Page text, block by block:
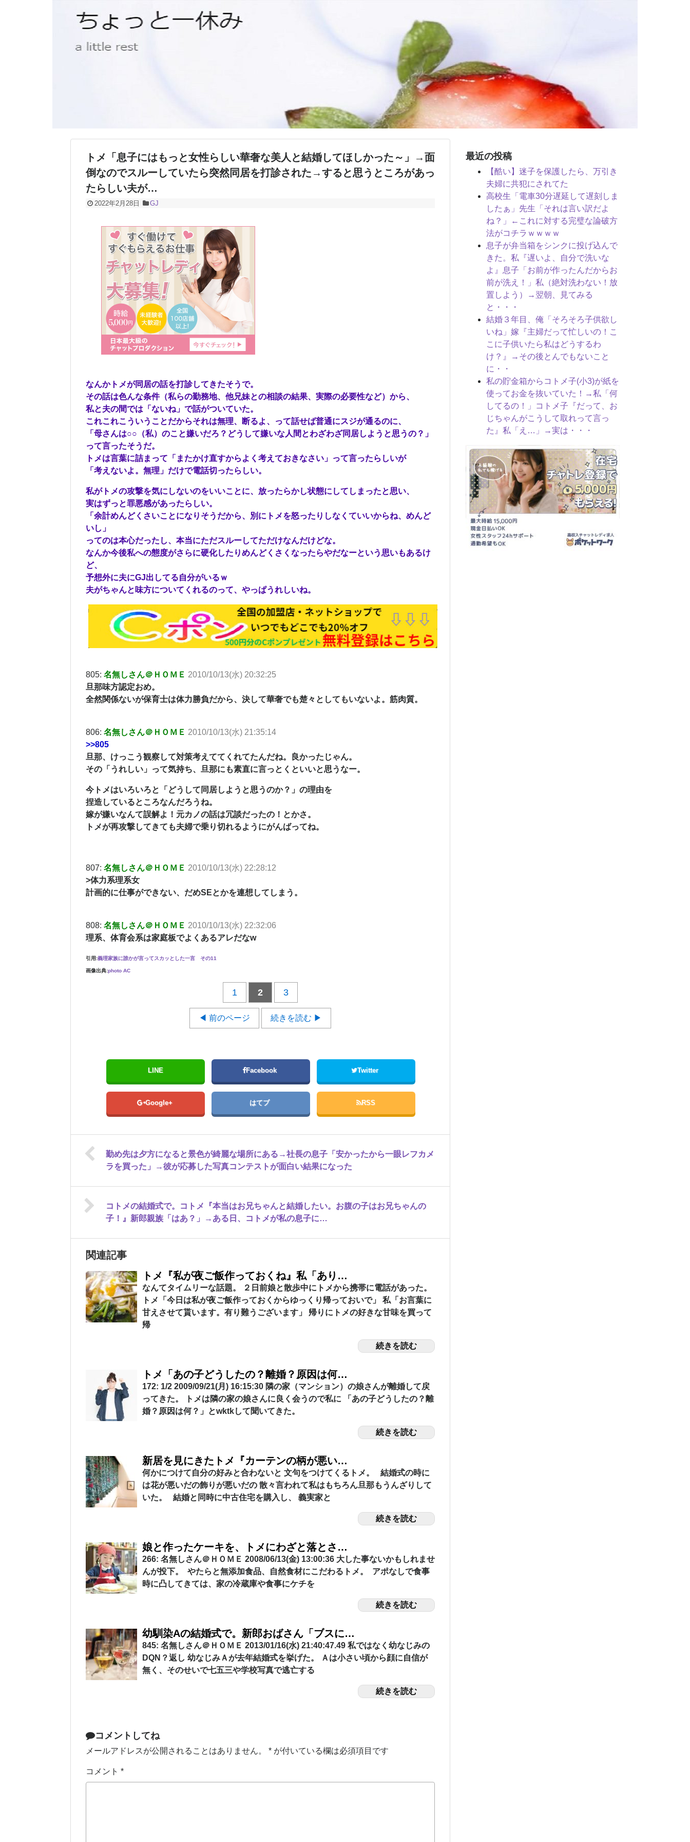
トメ「息子にはもっと女性らしい華奢な美人と結婚してほしかった～」→面
倒なのでスルーしていたら突然同居を打診された→すると思うところがあっ
たらしい夫が…
2022年2月28日 GJ
なんかトメが同居の話を打診してきたそうで。
その話は色んな条件（私らの勤務地、他兄妹との相談の結果、実際の必要性など）から、
私と夫の間では「ないね」で話がついていた。
これこれこういうことだからそれは無理、断るよ、って話せば普通にスジが通るのに、
「母さんは○○（私）のこと嫌いだろ？どうして嫌いな人間とわざわざ同居しようと思うの？」
って言ったそうだ。
トメは言葉に詰まって「またかけ直すからよく考えておきなさい」って言ったらしいが
「考えないよ。無理」だけで電話切ったらしい。
私がトメの攻撃を気にしないのをいいことに、放ったらかし状態にしてしまったと思い、
実はずっと罪悪感があったらしい。
「余計めんどくさいことになりそうだから、別にトメを怒ったりしなくていいからね、めんど
いし」
ってのは本心だったし、本当にただスルーしてただけなんだけどな。
なんか今後私への態度がさらに硬化したりめんどくさくなったらやだなーという思いもあるけ
ど、
予想外に夫にGJ出してる自分がいるｗ
夫がちゃんと味方についてくれるのって、やっぱうれしいね。
805: 名無しさん＠ＨＯＭＥ 2010/10/13(水) 20:32:25
旦那味方認定おめ。
全然関係ないが保育士は体力勝負だから、決して華奢でも楚々としてもいないよ。筋肉質。
806: 名無しさん＠ＨＯＭＥ 2010/10/13(水) 21:35:14
>>805
旦那、けっこう観察して対策考えててくれてたんだね。良かったじゃん。
その「うれしい」って気持ち、旦那にも素直に言っとくといいと思うなー。
今トメはいろいろと「どうして同居しようと思うのか？」の理由を
捏造しているところなんだろうね。
嫁が嫌いなんて誤解よ！元カノの話は冗談だったの！とかさ。
トメが再攻撃してきても夫婦で乗り切れるようにがんばってね。
807: 名無しさん＠ＨＯＭＥ 2010/10/13(水) 22:28:12
>体力系理系女
計画的に仕事ができない、だめSEとかを連想してしまう。
808: 名無しさん＠ＨＯＭＥ 2010/10/13(水) 22:32:06
理系、体育会系は家庭板でよくあるアレだなw
引用:義理家族に誰かが言ってスカッとした一言 その11
画像出典:photo AC
1 2 3
◀ 前のページ 続きを読む ▶
LINE Facebook Twitter
Google+ はてブ RSS
勤め先は夕方になると景色が綺麗な場所にある→社長の息子「安かったから一眼レフカメ
ラを買った」→彼が応募した写真コンテストが面白い結果になった
コトメの結婚式で。コトメ『本当はお兄ちゃんと結婚したい。お腹の子はお兄ちゃんの
子！』新郎親族「はあ？」→ある日、コトメが私の息子に…
関連記事
トメ『私が夜ご飯作っておくね』私「あり…
なんてタイムリーな話題。 ２日前娘と散歩中にトメから携帯に電話があった。
トメ「今日は私が夜ご飯作っておくからゆっくり帰っておいで」 私「お言葉に
甘えさせて貰います。有り難うございます」 帰りにトメの好きな甘味を買って
帰
続きを読む
トメ「あの子どうしたの？離婚？原因は何…
172: 1/2 2009/09/21(月) 16:15:30 隣の家（マンション）の娘さんが離婚して戻
ってきた。 トメは隣の家の娘さんに良く会うので私に 「あの子どうしたの？離
婚？原因は何？」とwktkして聞いてきた。
続きを読む
新居を見にきたトメ『カーテンの柄が悪い…
何かにつけて自分の好みと合わないと 文句をつけてくるトメ。 結婚式の時に
は花が悪いだの飾りが悪いだの 散々言われて私はもちろん旦那もうんざりして
いた。 結婚と同時に中古住宅を購入し、 義実家と
続きを読む
娘と作ったケーキを、トメにわざと落とさ…
266: 名無しさん＠ＨＯＭＥ 2008/06/13(金) 13:00:36 大した事ないかもしれませ
んが投下。 やたらと無添加食品、自然食材にこだわるトメ。 アポなしで食事
時に凸してきては、家の冷蔵庫や食事にケチを
続きを読む
幼馴染Aの結婚式で。新郎おばさん「ブスに…
845: 名無しさん＠ＨＯＭＥ 2013/01/16(水) 21:40:47.49 私ではなく幼なじみの
DQN？返し 幼なじみＡが去年結婚式を挙げた。 Ａは小さい頃から顔に自信が
無く、そのせいで七五三や学校写真で逃亡する
続きを読む
コメントしてね
メールアドレスが公開されることはありません。 * が付いている欄は必須項目です
コメント *
最近の投稿
【酷い】迷子を保護したら、万引き
夫婦に共犯にされてた
高校生「電車30分遅延して遅刻しま
したぁ」先生「それは言い訳だよ
ね？」←これに対する完璧な論破方
法がコチラｗｗｗｗ
息子が弁当箱をシンクに投げ込んで
きた。私『遅いよ、自分で洗いな
よ』息子「お前が作ったんだからお
前が洗え！」私（絶対洗わない！放
置しよう）→翌朝、見てみる
と・・・
結婚３年目、俺「そろそろ子供欲し
いね」嫁『主婦だって忙しいの！こ
こに子供いたら私はどうするわ
け？』→その後とんでもないこと
に・・
私の貯金箱からコトメ子(小3)が紙を
使ってお金を抜いていた！→私「何
してるの！」コトメ子『だって、お
じちゃんがこうして取れって言っ
た』私「え…」→実は・・・